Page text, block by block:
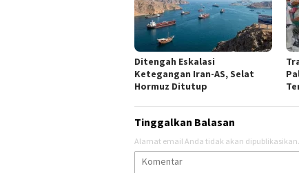
Ditengah Eskalasi
Ketegangan Iran-AS, Selat
Hormuz Ditutup
Tinggalkan Balasan
Alamat email Anda tidak akan dipublikasikan.